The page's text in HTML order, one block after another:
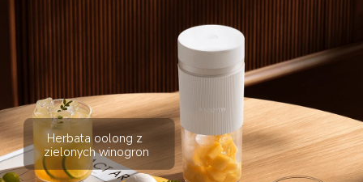
Herbata oolong z
zielonych winogron